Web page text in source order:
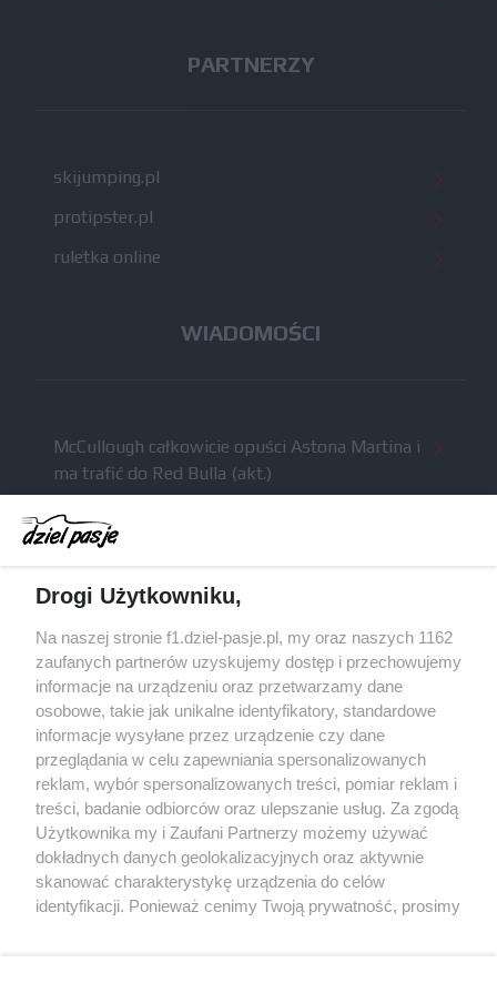
PARTNERZY
skijumping.pl
protipster.pl
ruletka online
WIADOMOŚCI
McCullough całkowicie opuści Astona Martina i
ma trafić do Red Bulla (akt.)
Dochód F1 spadł o 61 procent względem
zeszłego sezonu
algorytmach?
Honda uświadomiła sobie skalę problemów z
silnikiem dopiero w styczniu
Audi planuje wprowadzić jeszcze cztery duże
pakiety poprawek w 2026 roku
Polityka prywatności © 2004 - 2026 GPmedia
Kopiowanie treści bez
zgody autorów zabronione.
Serwis internetowy, z którego korzystasz, używa plików
cookies. Są to pliki instalowane w urządzeniach
końcowych osób korzystających z serwisu, w celu
administrowania serwisem, poprawy jakości
Drogi Użytkowniku,
Na naszej stronie f1.dziel-pasje.pl, my oraz naszych 1162
zaufanych partnerów uzyskujemy dostęp i przechowujemy
informacje na urządzeniu oraz przetwarzamy dane
osobowe, takie jak unikalne identyfikatory, standardowe
informacje wysyłane przez urządzenie czy dane
przeglądania w celu zapewniania spersonalizowanych
reklam, wybór spersonalizowanych treści, pomiar reklam i
treści, badanie odbiorców oraz ulepszanie usług. Za zgodą
Użytkownika my i Zaufani Partnerzy możemy używać
dokładnych danych geolokalizacyjnych oraz aktywnie
skanować charakterystykę urządzenia do celów
identyfikacji. Ponieważ cenimy Twoją prywatność, prosimy